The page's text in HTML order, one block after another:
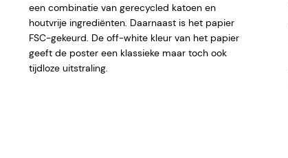
een combinatie van gerecycled katoen en
houtvrije ingrediënten. Daarnaast is het papier
FSC-gekeurd. De off-white kleur van het papier
geeft de poster een klassieke maar toch ook
tijdloze uitstraling.